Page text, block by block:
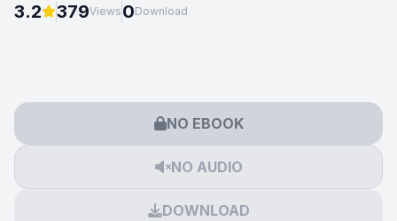
3.2 379Views 0Download
NO EBOOK
NO AUDIO
DOWNLOAD